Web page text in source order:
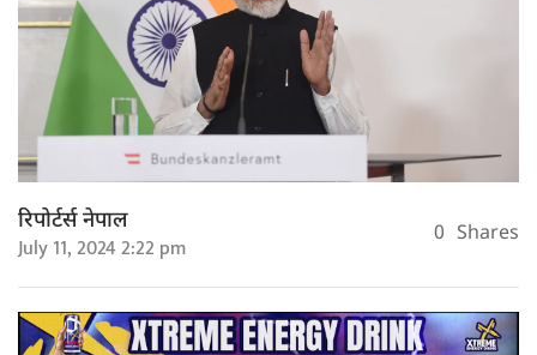
रिपोर्टर्स नेपाल
July 11, 2024 2:22 pm 0 Shares